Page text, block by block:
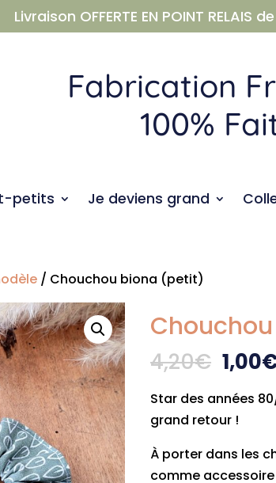
Livraison OFFERTE EN POINT RELAIS
Fabrication
100%
petits Je deviens grand
/ Chouchou biona (petit)
4,20€ Le
était :
1,00
Star des années
grand retour !
À porter dans les
comme